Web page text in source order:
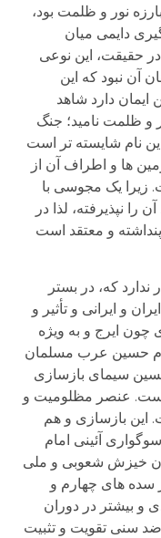
نور و ظلمت بود،
دایمی میان
در حقیقت، این نوعی
آن نبود که این
ایمان دارد شاهد
و ظلمت نامید؛ جنگ
نام شایسته تر است
ها و اطراف آن از
زیرا یک مجوسی با
نپذیرفته، لذا در
و معتقد است
ندارد که، در بستر
و ایرانی و تأثیر و
چون ایرج و به ویژه
حسین عرب مسلمان
سیمای بازسازی
عنصر مظلومیت و
این بازسازی و هم
آئینی امام
خیزش شعوبی و ملی
سده های چهارم و
و بیشتر در دوران
سنی تقویت و تثبیت